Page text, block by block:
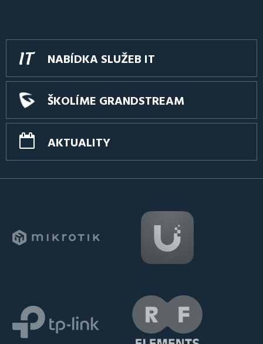
NABÍDKA SLUŽEB IT
ŠKOLÍME GRANDSTREAM
AKTUALITY